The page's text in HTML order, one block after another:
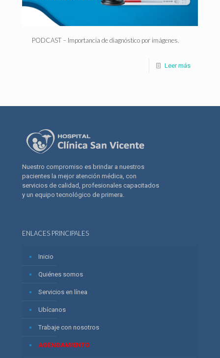
PODCAST – Importancia de diagnóstico por imágenes.
Leer más
Nuestro compromiso es brindar a nuestros
pacientes la mejor atención médica, con
servicios de calidad, profesionales capacitados
y un equipo tecnológico de primera.
ENLACES PRINCIPALES
Inicio
Quiénes somos
Servicios en línea
Ubícanos
Trabaje con nosotros
AGENDAMIENTO